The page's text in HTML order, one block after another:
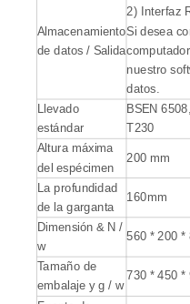
Almacenamiento
de datos / Salida
2) Interfaz
Si desea
nuestro
datos.
Llevado
estándar
BSEN
T230
Altura máxima
del espécimen
200 mm
La profundidad
de la garganta
160mm
Dimensión & N /
w
560 * 200
Tamaño de
embalaje y g / w
730 * 450 *